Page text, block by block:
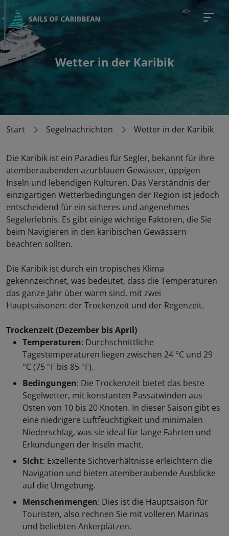
Wetter in der Karibik
Start Segelnachrichten Wetter in der Karibik
Die Karibik ist ein Paradies für Segler, bekannt für ihre
atemberaubenden azurblauen Gewässer, üppigen
Inseln und lebendigen Kulturen. Das Verständnis der
einzigartigen Wetterbedingungen der Region ist jedoch
entscheidend für ein sicheres und angenehmes
Segelerlebnis. Es gibt einige wichtige Faktoren, die Sie
beim Navigieren in den karibischen Gewässern
beachten sollten.
Die Karibik ist durch ein tropisches Klima
gekennzeichnet, was bedeutet, dass die Temperaturen
das ganze Jahr über warm sind, mit zwei
Hauptsaisonen: der Trockenzeit und der Regenzeit.
Trockenzeit (Dezember bis April)
Temperaturen: Durchschnittliche
Tagestemperaturen liegen zwischen 24 °C und 29
°C (75 °F bis 85 °F).
Bedingungen: Die Trockenzeit bietet das beste
Segelwetter, mit konstanten Passatwinden aus
Osten von 10 bis 20 Knoten. In dieser Saison gibt es
eine niedrigere Luftfeuchtigkeit und minimalen
Niederschlag, was sie ideal für lange Fahrten und
Erkundungen der Inseln macht.
Sicht: Exzellente Sichtverhältnisse erleichtern die
Navigation und bieten atemberaubende Ausblicke
auf die Umgebung.
Menschenmengen: Dies ist die Hauptsaison für
Touristen, also rechnen Sie mit volleren Marinas
und beliebten Ankerplätzen.
Planung einer Charter in Karibik?
Sonderangebot an!
Suche nach einer Yacht
Suche eine Yacht mit Skipper
Abreisedatum*
Budget*
Wählen Sie Ihr Budget
Personen
Name*
Email*
Telefon*
Land
Ich akzeptiere Sails of Caribbean
Datenschutzerklärung
Ich möchte Neuigkeiten und Werbeangebote
erhalten.